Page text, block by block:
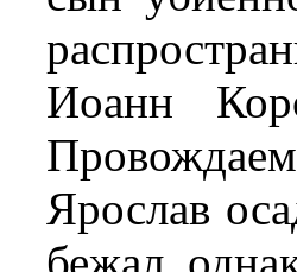
Иоанн
Ярослав